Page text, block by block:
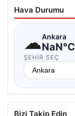
Hava Durumu
☁Ankara
NaN°C
ŞEHIR SEÇ
Bizi Takip Edin